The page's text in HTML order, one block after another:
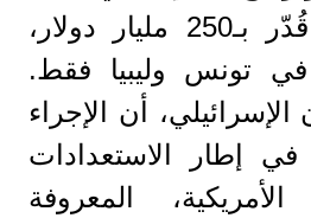
تلك الممتلكات قُدّر بـ250 مليار دولار،
في تونس وليبيا فقط.
أن الإجراء
في إطار الاستعدادات
المعروفة